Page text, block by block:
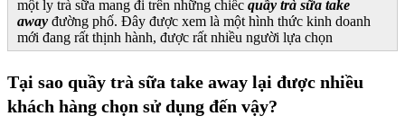
một ly trà sữa mang đi trên những chiếc quầy trà sữa take
away đường phố. Đây được xem là một hình thức kinh doanh
mới đang rất thịnh hành, được rất nhiều người lựa chọn
Tại sao quầy trà sữa take away lại được nhiều
khách hàng chọn sử dụng đến vậy?